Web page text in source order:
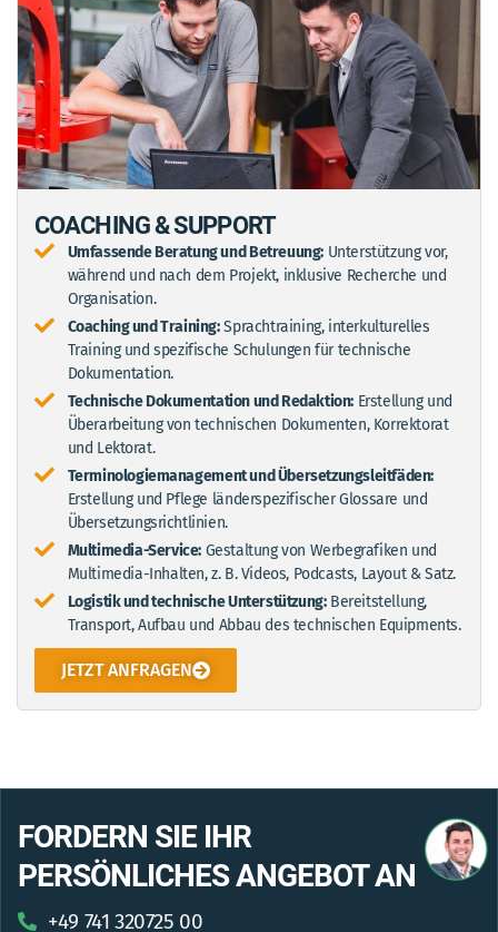
COACHING & SUPPORT
Umfassende Beratung und Betreuung:Unterstützung vor,
während und nach dem Projekt, inklusive Recherche und
Organisation.
Coaching und Training:Sprachtraining, interkulturelles
Training und spezifische Schulungen für technische
Dokumentation.
Technische Dokumentation und Redaktion:Erstellung und
Überarbeitung von technischen Dokumenten, Korrektorat
und Lektorat.
Terminologiemanagement und Übersetzungsleitfäden:
Erstellung und Pflege länderspezifischer Glossare und
Übersetzungsrichtlinien.
Multimedia-Service:Gestaltung von Werbegrafiken und
Multimedia-Inhalten, z. B. Videos, Podcasts, Layout & Satz.
Logistik und technische Unterstützung:Bereitstellung,
Transport, Aufbau und Abbau des technischen Equipments.
JETZT ANFRAGEN
FORDERN SIE IHR
PERSÖNLICHES ANGEBOT AN
+49 741 320725 00